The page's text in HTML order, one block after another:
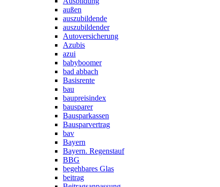
außen
auszubildende
auszubildender
Autoversicherung
Azubis
azui
babyboomer
bad abbach
Basisrente
bau
baupreisindex
bausparer
Bausparkassen
Bausparvertrag
bav
Bayern
Bayern. Regenstauf
BBG
begehbares Glas
beitrag